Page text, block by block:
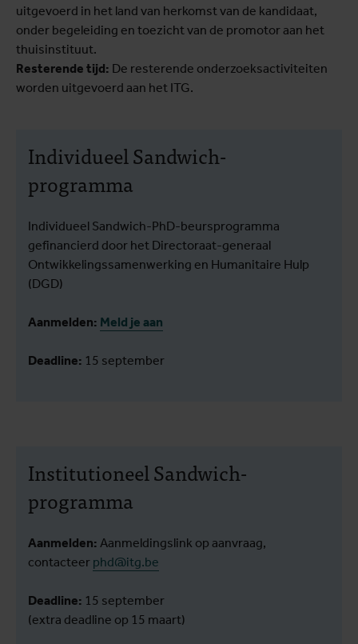
uitgevoerd in het land van herkomst van de kandidaat,
onder begeleiding en toezicht van de promotor aan het
thuisinstituut.
Resterende tijd: De resterende onderzoeksactiviteiten
worden uitgevoerd aan het ITG.
Individueel Sandwich-
programma
Individueel Sandwich-PhD-beursprogramma
gefinancierd door het Directoraat-generaal
Ontwikkelingssamenwerking en Humanitaire Hulp
(DGD)
Aanmelden: Meld je aan
Deadline: 15 september
Institutioneel Sandwich-
programma
Aanmelden: Aanmeldingslink op aanvraag,
contacteer phd@itg.be
Deadline: 15 september
(extra deadline op 15 maart)